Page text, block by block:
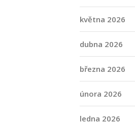
května 2026
dubna 2026
března 2026
února 2026
ledna 2026